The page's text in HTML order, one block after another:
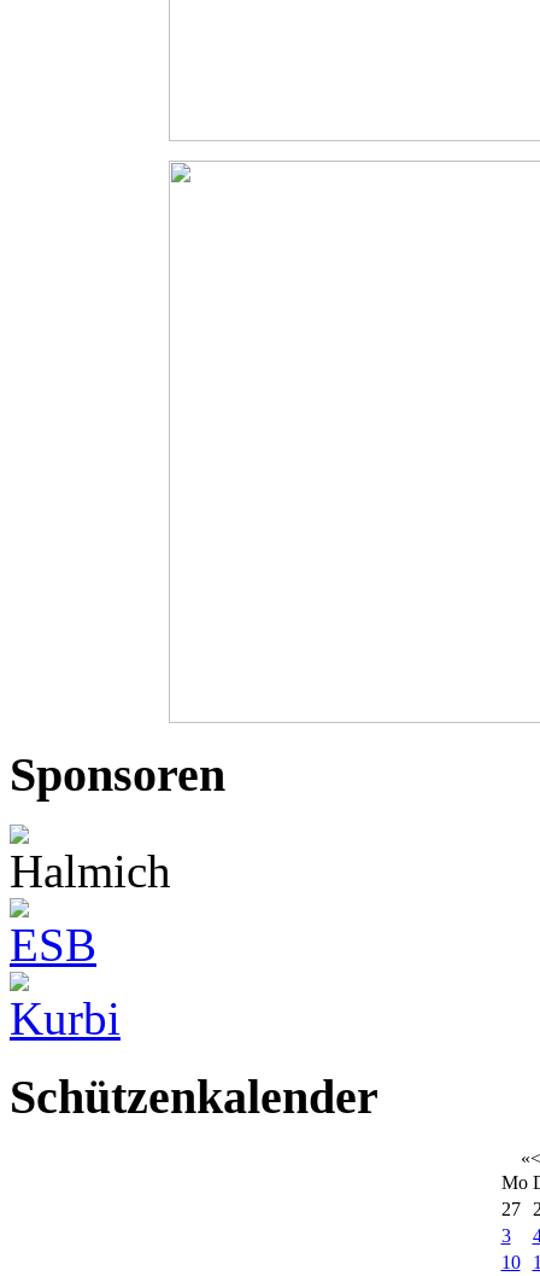
Sponsoren
Schützenkalender
«<
Mo
27
3
10